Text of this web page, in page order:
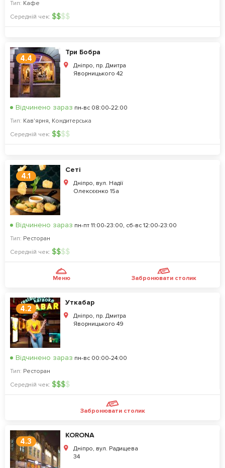
Тип: Кафе
Середній чек: $$$$
4.4
Три Бобра
Дніпро, пр. Дмитра
Яворницького 42
Відчинено зараз пн-вс 08:00-22:00
Тип: Кав'ярня, Кондитерська
Середній чек: $$$$
4.1
Сеті
Дніпро, вул. Надії
Олексєєнко 15а
Відчинено зараз пн-пт 11:00-23:00, сб-вс 12:00-23:00
Тип: Ресторан
Середній чек: $$$$
Меню Забронювати столик
4.2
Уткабар
Дніпро, пр. Дмитра
Яворницького 49
Відчинено зараз пн-вс 00:00-24:00
Тип: Ресторан
Середній чек: $$$$
Забронювати столик
4.3
KORONA
Дніпро, вул. Радищева
34